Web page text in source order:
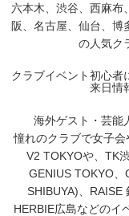
六本木、渋谷、西麻布
阪、名古屋、仙台、博
の人気ク
クラブイベント初心者
来日情
海外ゲスト・芸能
憧れのクラブで女子会
V2 TOKYOや、TK
GENIUS TOKYO
SHIBUYA)、RAISE
HERBIE広島などのイ